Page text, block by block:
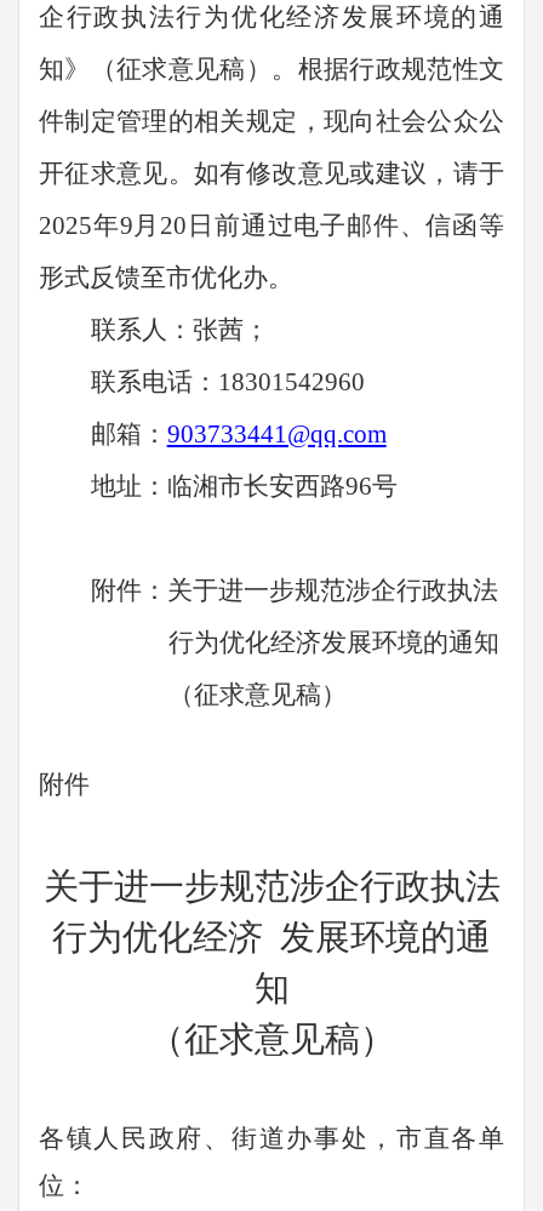
企行政执法行为优化经济发展环境的通
知》（征求意见稿）。根据行政规范性文
件制定管理的相关规定，现向社会公众公
开征求意见。如有修改意见或建议，请于
2025年9月 20 日前通过电子邮件、信函等
形式反馈至市优化办。
联系人：张茜；
联系电话： 18301542960
邮箱： 903733441@qq.com
地址：临湘市长安西路96号
附件：关于进一步规范涉企行政执法
行为优化经济发展环境的通知
（征求意见稿）
附件
关于进一步规范涉企行政执法
行为优化经济 发展环境的通
知
（征求意见稿）
各镇人民政府、街道办事处，市直各单
位：